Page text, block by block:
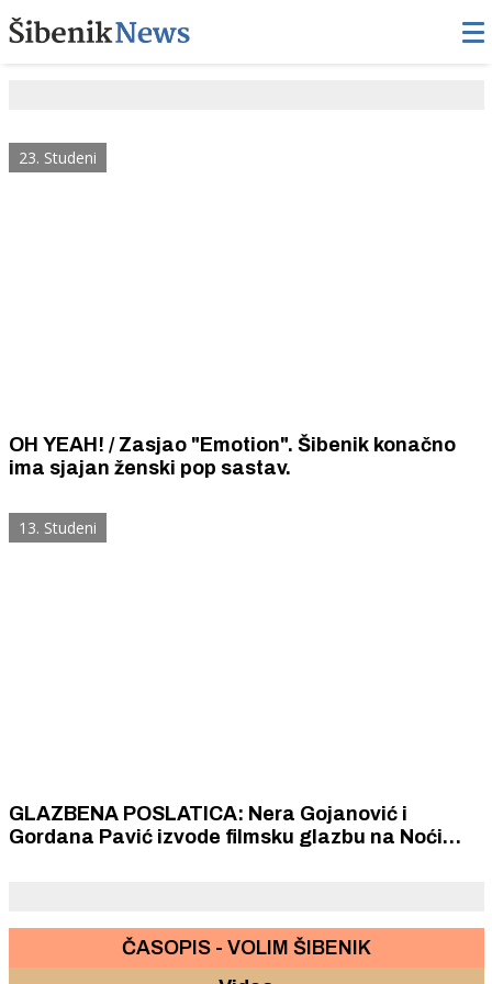
23. Studeni
OH YEAH! / Zasjao "Emotion". Šibenik konačno
ima sjajan ženski pop sastav.
13. Studeni
GLAZBENA POSLATICA: Nera Gojanović i
Gordana Pavić izvode filmsku glazbu na Noći
ČASOPIS - VOLIM ŠIBENIK